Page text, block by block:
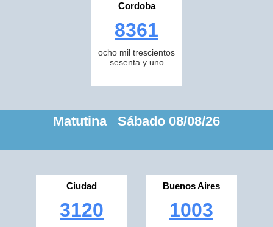
Cordoba
8361
ocho mil trescientos
sesenta y uno
Matutina Sábado 08/08/26
Ciudad
3120
Buenos Aires
1003